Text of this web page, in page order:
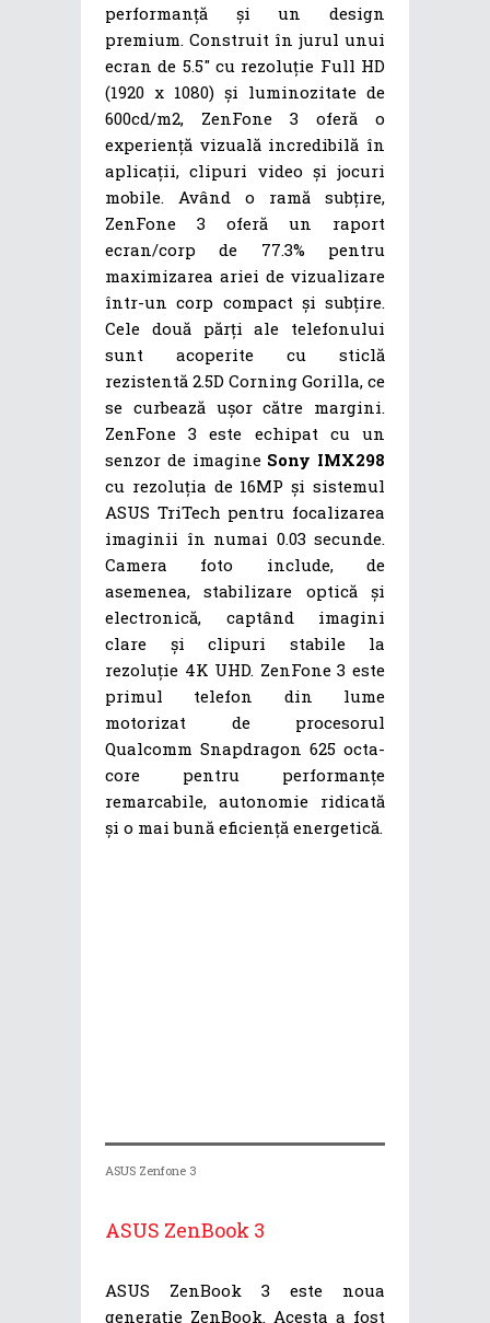
performanță și un design
premium. Construit în jurul unui
ecran de 5.5″ cu rezoluție Full HD
(1920 x 1080) și luminozitate de
600cd/m2, ZenFone 3 oferă o
experiență vizuală incredibilă în
aplicații, clipuri video și jocuri
mobile. Având o ramă subțire,
ZenFone 3 oferă un raport
ecran/corp de 77.3% pentru
maximizarea ariei de vizualizare
într-un corp compact și subțire.
Cele două părți ale telefonului
sunt acoperite cu sticlă
rezistentă 2.5D Corning Gorilla, ce
se curbează ușor către margini.
ZenFone 3 este echipat cu un
senzor de imagine Sony IMX298
cu rezoluția de 16MP și sistemul
ASUS TriTech pentru focalizarea
imaginii în numai 0.03 secunde.
Camera foto include, de
asemenea, stabilizare optică și
electronică, captând imagini
clare și clipuri stabile la
rezoluție 4K UHD. ZenFone 3 este
primul telefon din lume
motorizat de procesorul
Qualcomm Snapdragon 625 octa-
core pentru performanțe
remarcabile, autonomie ridicată
și o mai bună eficiență energetică.
ASUS Zenfone 3
ASUS ZenBook 3
ASUS ZenBook 3 este noua
generație ZenBook. Acesta a fost